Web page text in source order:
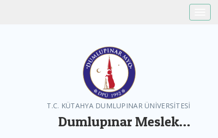
T.C. KÜTAHYA DUMLUPINAR ÜNİVERSİTESİ
Dumlupınar Meslek